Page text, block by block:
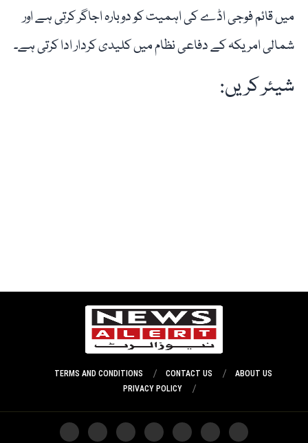
میں قائم فوجی اڈے کی اہمیت کو دوبارہ اجاگر کرتی ہے اور
شمالی امریکہ کے دفاعی نظام میں کلیدی کردار ادا کرتی ہے۔
شیئر کریں:
ABOUT US
CONTACT US
TERMS AND CONDITIONS
PRIVACY POLICY